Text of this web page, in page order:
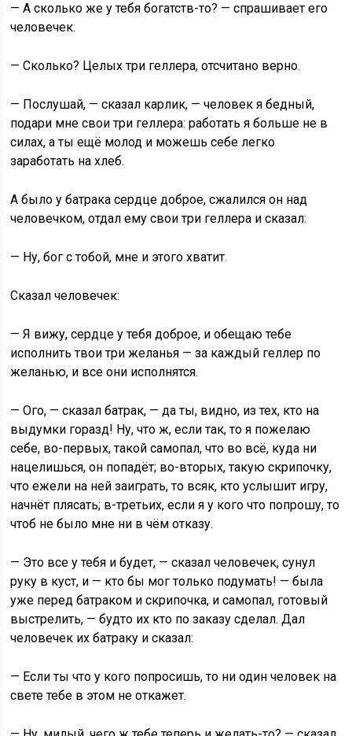
— А сколько же у тебя богатств-то? — спрашивает его
человечек.
— Сколько? Целых три геллера, отсчитано верно.
— Послушай, — сказал карлик, — человек я бедный,
подари мне свои три геллера: работать я больше не в
силах, а ты ещё молод и можешь себе легко
заработать на хлеб.
А было у батрака сердце доброе, сжалился он над
человечком, отдал ему свои три геллера и сказал:
— Ну, бог с тобой, мне и этого хватит.
Сказал человечек:
— Я вижу, сердце у тебя доброе, и обещаю тебе
исполнить твои три желанья — за каждый геллер по
желанью, и все они исполнятся.
— Ого, — сказал батрак, — да ты, видно, из тех, кто на
выдумки горазд! Ну, что ж, если так, то я пожелаю
себе, во-первых, такой самопал, что во всё, куда ни
нацелишься, он попадёт; во-вторых, такую скрипочку,
что ежели на ней заиграть, то всяк, кто услышит игру,
начнёт плясать; в-третьих, если я у кого что попрошу, то
чтоб не было мне ни в чём отказу.
— Это все у тебя и будет, — сказал человечек, сунул
руку в куст, и — кто бы мог только подумать! — была
уже перед батраком и скрипочка, и самопал, готовый
выстрелить, — будто их кто по заказу сделал. Дал
человечек их батраку и сказал:
— Если ты что у кого попросишь, то ни один человек на
свете тебе в этом не откажет.